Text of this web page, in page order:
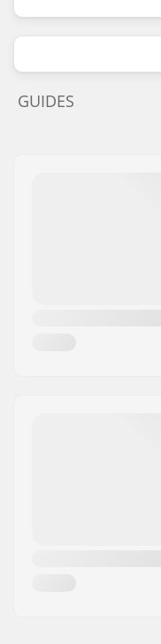
GUIDES